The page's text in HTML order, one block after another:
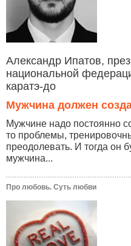
Александр Ипатов,
национальной
каратэ-до
Мужчина должен
Мужчине надо постоянно
то проблемы,
преодолевать. И тогда он
мужчина...
Про любовь. Суть любви